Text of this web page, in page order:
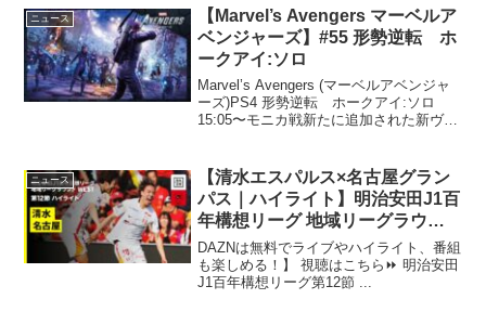
のテーブル、ライブのやり取りなど、伝
統的なカジノの雰囲気...
ニュース
【Marvel’s Avengers マーベルア
ベンジャーズ】#55 形勢逆転 ホ
ークアイ:ソロ
Marvel’s Avengers (マーベルアベンジャ
ーズ)PS4 形勢逆転 ホークアイ:ソロ
15:05〜モニカ戦新たに追加された新ヴィ
#MarvelsAvengers #形...
ニュース
【清水エスパルス×名古屋グラン
パス｜ハイライト】明治安田J1百
年構想リーグ 地域リーグラウン
ド WEST第12節｜2026｜Jリーグ
DAZNは無料でライブやハイライト、番組
も楽しめる！】 視聴はこちら⏩️ 明治安田
J1百年構想リーグ第12節 ...